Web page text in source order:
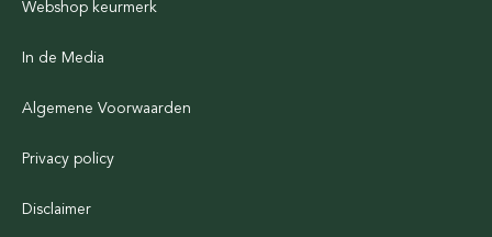
Webshop keurmerk
In de Media
Algemene Voorwaarden
Privacy policy
Disclaimer